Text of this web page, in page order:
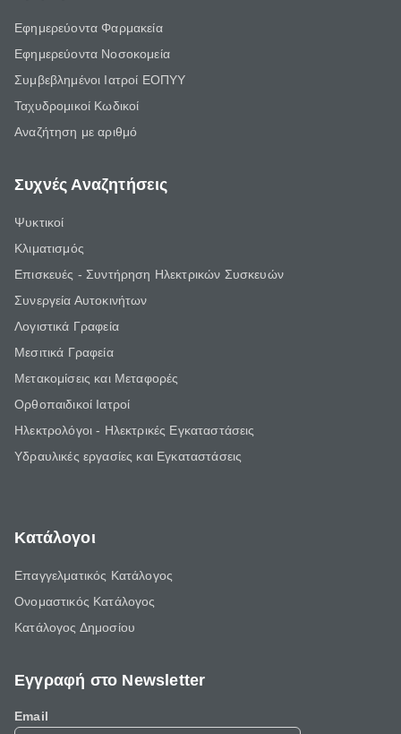
Εφημερεύοντα Φαρμακεία
Εφημερεύοντα Νοσοκομεία
Συμβεβλημένοι Ιατροί ΕΟΠΥΥ
Ταχυδρομικοί Κωδικοί
Αναζήτηση με αριθμό
Συχνές Αναζητήσεις
Ψυκτικοί
Κλιματισμός
Επισκευές - Συντήρηση Ηλεκτρικών Συσκευών
Συνεργεία Αυτοκινήτων
Λογιστικά Γραφεία
Μεσιτικά Γραφεία
Μετακομίσεις και Μεταφορές
Ορθοπαιδικοί Ιατροί
Ηλεκτρολόγοι - Ηλεκτρικές Εγκαταστάσεις
Υδραυλικές εργασίες και Εγκαταστάσεις
Κατάλογοι
Επαγγελματικός Κατάλογος
Ονομαστικός Κατάλογος
Κατάλογος Δημοσίου
Εγγραφή στο Newsletter
Email